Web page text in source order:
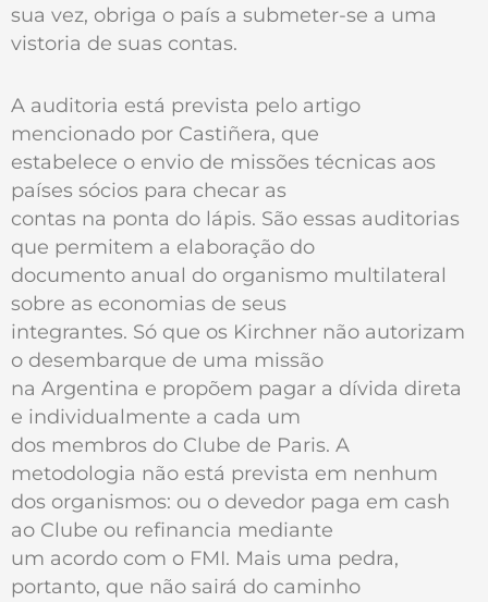
sua vez, obriga o país a submeter-se a uma
vistoria de suas contas.
A auditoria está prevista pelo artigo
mencionado por Castiñera, que
estabelece o envio de missões técnicas aos
países sócios para checar as
contas na ponta do lápis. São essas auditorias
que permitem a elaboração do
documento anual do organismo multilateral
sobre as economias de seus
integrantes. Só que os Kirchner não autorizam
o desembarque de uma missão
na Argentina e propõem pagar a dívida direta
e individualmente a cada um
dos membros do Clube de Paris. A
metodologia não está prevista em nenhum
dos organismos: ou o devedor paga em cash
ao Clube ou refinancia mediante
um acordo com o FMI. Mais uma pedra,
portanto, que não sairá do caminho